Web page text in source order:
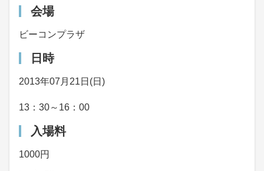
会場
ビーコンプラザ
日時
2013年07月21日(日)
13：30～16：00
入場料
1000円